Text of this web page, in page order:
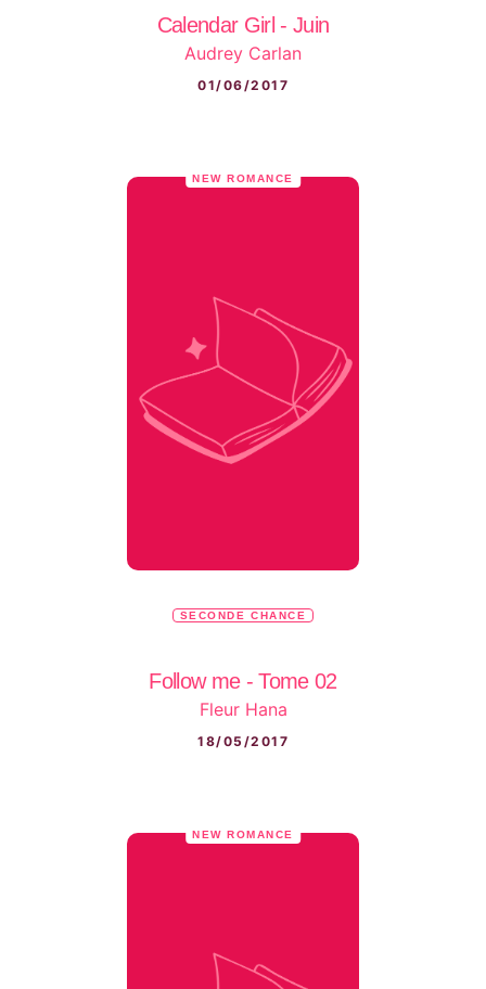
Calendar Girl - Juin
Audrey Carlan
01/06/2017
NEW ROMANCE
SECONDE CHANCE
Follow me - Tome 02
Fleur Hana
18/05/2017
NEW ROMANCE